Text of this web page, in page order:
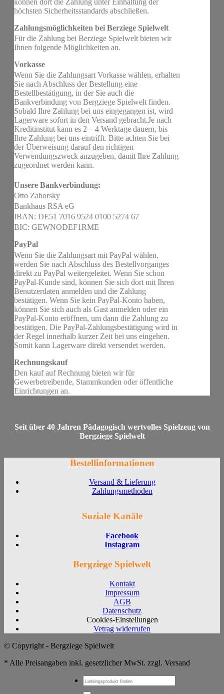
können dort die Zahlung unter Einhaltung der
höchsten Sicherheitsstandards abschließen.
Zahlungsmöglichkeiten bei Berziege Spielwelt
Für die Zahlung bei Berziege Spielwelt bieten wir
Ihnen folgende Möglichkeiten an.
Vorkasse
Wenn Sie die Zahlungsart Vorkasse wählen, erhalten
Sie nach Abschluss der Bestellung eine
Bestellbestätigung, in der Sie auch die
Bankverbindung von Bergziege Spielwelt finden.
Sobald Ihre Zahlung bei uns eingegangen ist, wird
Lagerware sofort in den Versand gebracht.Je nach
Kreditinstitut kann es 2 – 4 Werktage dauern, bis
Ihre Zahlung bei uns eintrifft. Bitte achten Sie bei
der Überweisung darauf den richtigen
Verwendungszweck anzugeben, damit Ihre Zahlung
zugeordnet werden kann.
Unsere Bankverbindung:
Otto Zahorsky
Bankhaus RSA eG
IBAN: DE51 7016 9524 0100 5274 67
BIC: GEWNODEF1RME
PayPal
Wenn Sie die Zahlungsart mit PayPal wählen,
werden Sie nach Abschluss des Bestellvorganges
direkt zu PayPal weitergeleitet. Wenn Sie schon
PayPal-Kunde sind, können Sie sich dort mit Ihren
Benutzerdaten anmelden und die Zahlung
bestätigen. Wenn Sie kein PayPal-Konto haben,
können Sie sich auch als Gast anmelden oder ein
PayPal-Konto eröffnen, um dann die Zahlung zu
bestätigen. Die PayPal-Zahlungsbestätigung wird in
der Regel innerhalb kurzer Zeit bei uns eingehen.
Somit kann Lagerware direkt versendet werden.
Rechnungskauf
Den kauf auf Rechnung bieten wir für
Gewerbetreibende, Stammkunden oder öffentliche
Einrichtungen an.
Seit über 40 Jahren Pädagogisch wertvolles Spielzeug von
Bergziege Spielwelt
Bestellinformationen
Versand & Lieferung
Zahlungsmethoden
Soziale Kanäle
Facebook
Instagram
Bergziege Spielwelt
Kontakt
Impressum
AGB
Datenschutz
Cookies-Einstellungen
Vetrag widerrufen
© Copyright - Bergziege Spielwelt
* Alle Preisangaben inkl. gesetzlicher MwSt. zzgl. Versand
Suchen
nach: